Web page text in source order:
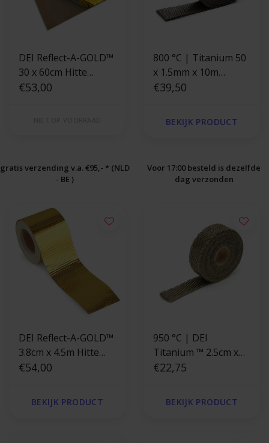
DEI Reflect-A-GOLD™
30 x 60cm Hitte
reflecterende folie
€53,00
800 °C | Titanium 50
x 1.5mm x 10m
uitlaatband
€39,50
BEKIJK PRODUCT
gratis verzending v.a. €95,- * (NLD
- BE )
Voor 17:00 besteld is dezelfde
dag verzonden
DEI Reflect-A-GOLD™
3.8cm x 4.5m Hitte
reflecterende tape
€54,00
BEKIJK PRODUCT
950 °C | DEI
Titanium ™ 2.5cm x
4.5m uitlaatband
€22,75
BEKIJK PRODUCT